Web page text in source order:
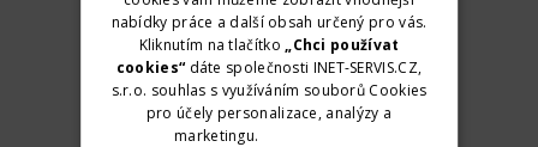
nabídky práce a další obsah určený pro vás.
Kliknutím na tlačítko„Chci používat
cookies“ dáte společnosti INET-SERVIS.CZ,
s.r.o. souhlas s využíváním souborů Cookies
pro účely personalizace, analýzy a
marketingu.